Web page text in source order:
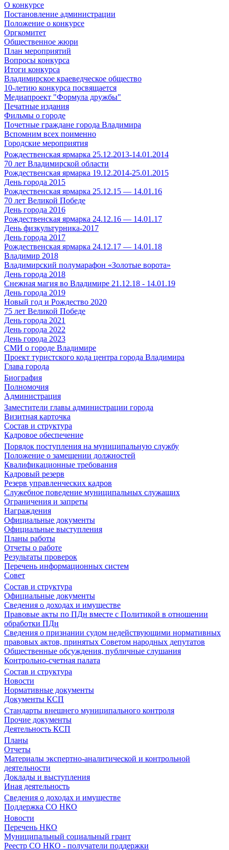
О конкурсе
Постановление администрации
Положение о конкурсе
Оргкомитет
Общественное жюри
План мероприятий
Вопросы конкурса
Итоги конкурса
Владимирское краеведческое общество
10-летию конкурса посвящается
Медиапроект "Формула дружбы"
Печатные издания
Фильмы о городе
Почетные граждане города Владимира
Вспомним всех поименно
Городские мероприятия
Рождественская ярмарка 25.12.2013-14.01.2014
70 лет Владимирской области
Рождественская ярмарка 19.12.2014-25.01.2015
День города 2015
Рождественская ярмарка 25.12.15 — 14.01.16
70 лет Великой Победе
День города 2016
Рождественская ярмарка 24.12.16 — 14.01.17
День физкультурника-2017
День города 2017
Рождественская ярмарка 24.12.17 — 14.01.18
Владимир 2018
Владимирский полумарафон «Золотые ворота»
День города 2018
Снежная магия во Владимире 21.12.18 - 14.01.19
День города 2019
Новый год и Рождество 2020
75 лет Великой Победе
День города 2021
День города 2022
День города 2023
СМИ о городе Владимире
Проект туристского кода центра города Владимира
Глава города
Биография
Полномочия
Администрация
Заместители главы администрации города
Визитная карточка
Состав и структура
Кадровое обеспечение
Порядок поступления на муниципальную службу
Положение о замещении должностей
Квалификационные требования
Кадровый резерв
Резерв управленческих кадров
Служебное поведение муниципальных служащих
Ограничения и запреты
Награждения
Официальные документы
Официальные выступления
Планы работы
Отчеты о работе
Результаты проверок
Перечень информационных систем
Совет
Состав и структура
Официальные документы
Сведения о доходах и имуществе
Правовые акты по ПДн вместе с Политикой в отношении
обработки ПДн
Сведения о признании судом недействующими нормативных
правовых актов, принятых Советом народных депутатов
Общественные обсуждения, публичные слушания
Контрольно-счетная палата
Состав и структура
Новости
Нормативные документы
Документы КСП
Стандарты внешнего муниципального контроля
Прочие документы
Деятельность КСП
Планы
Отчеты
Материалы экспертно-аналитической и контрольной
деятельности
Доклады и выступления
Иная деятельность
Сведения о доходах и имуществе
Поддержка СО НКО
Новости
Перечень НКО
Муниципальный социальный грант
Реестр СО НКО - получатели поддержки